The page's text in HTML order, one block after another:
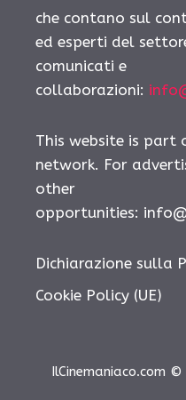
che contano sul
ed esperti del
comunicati e
collaborazioni:
This website is part
network. For
other
opportunities:
Dichiarazione sulla
Cookie Policy (UE)
IlCinemaniaco.com